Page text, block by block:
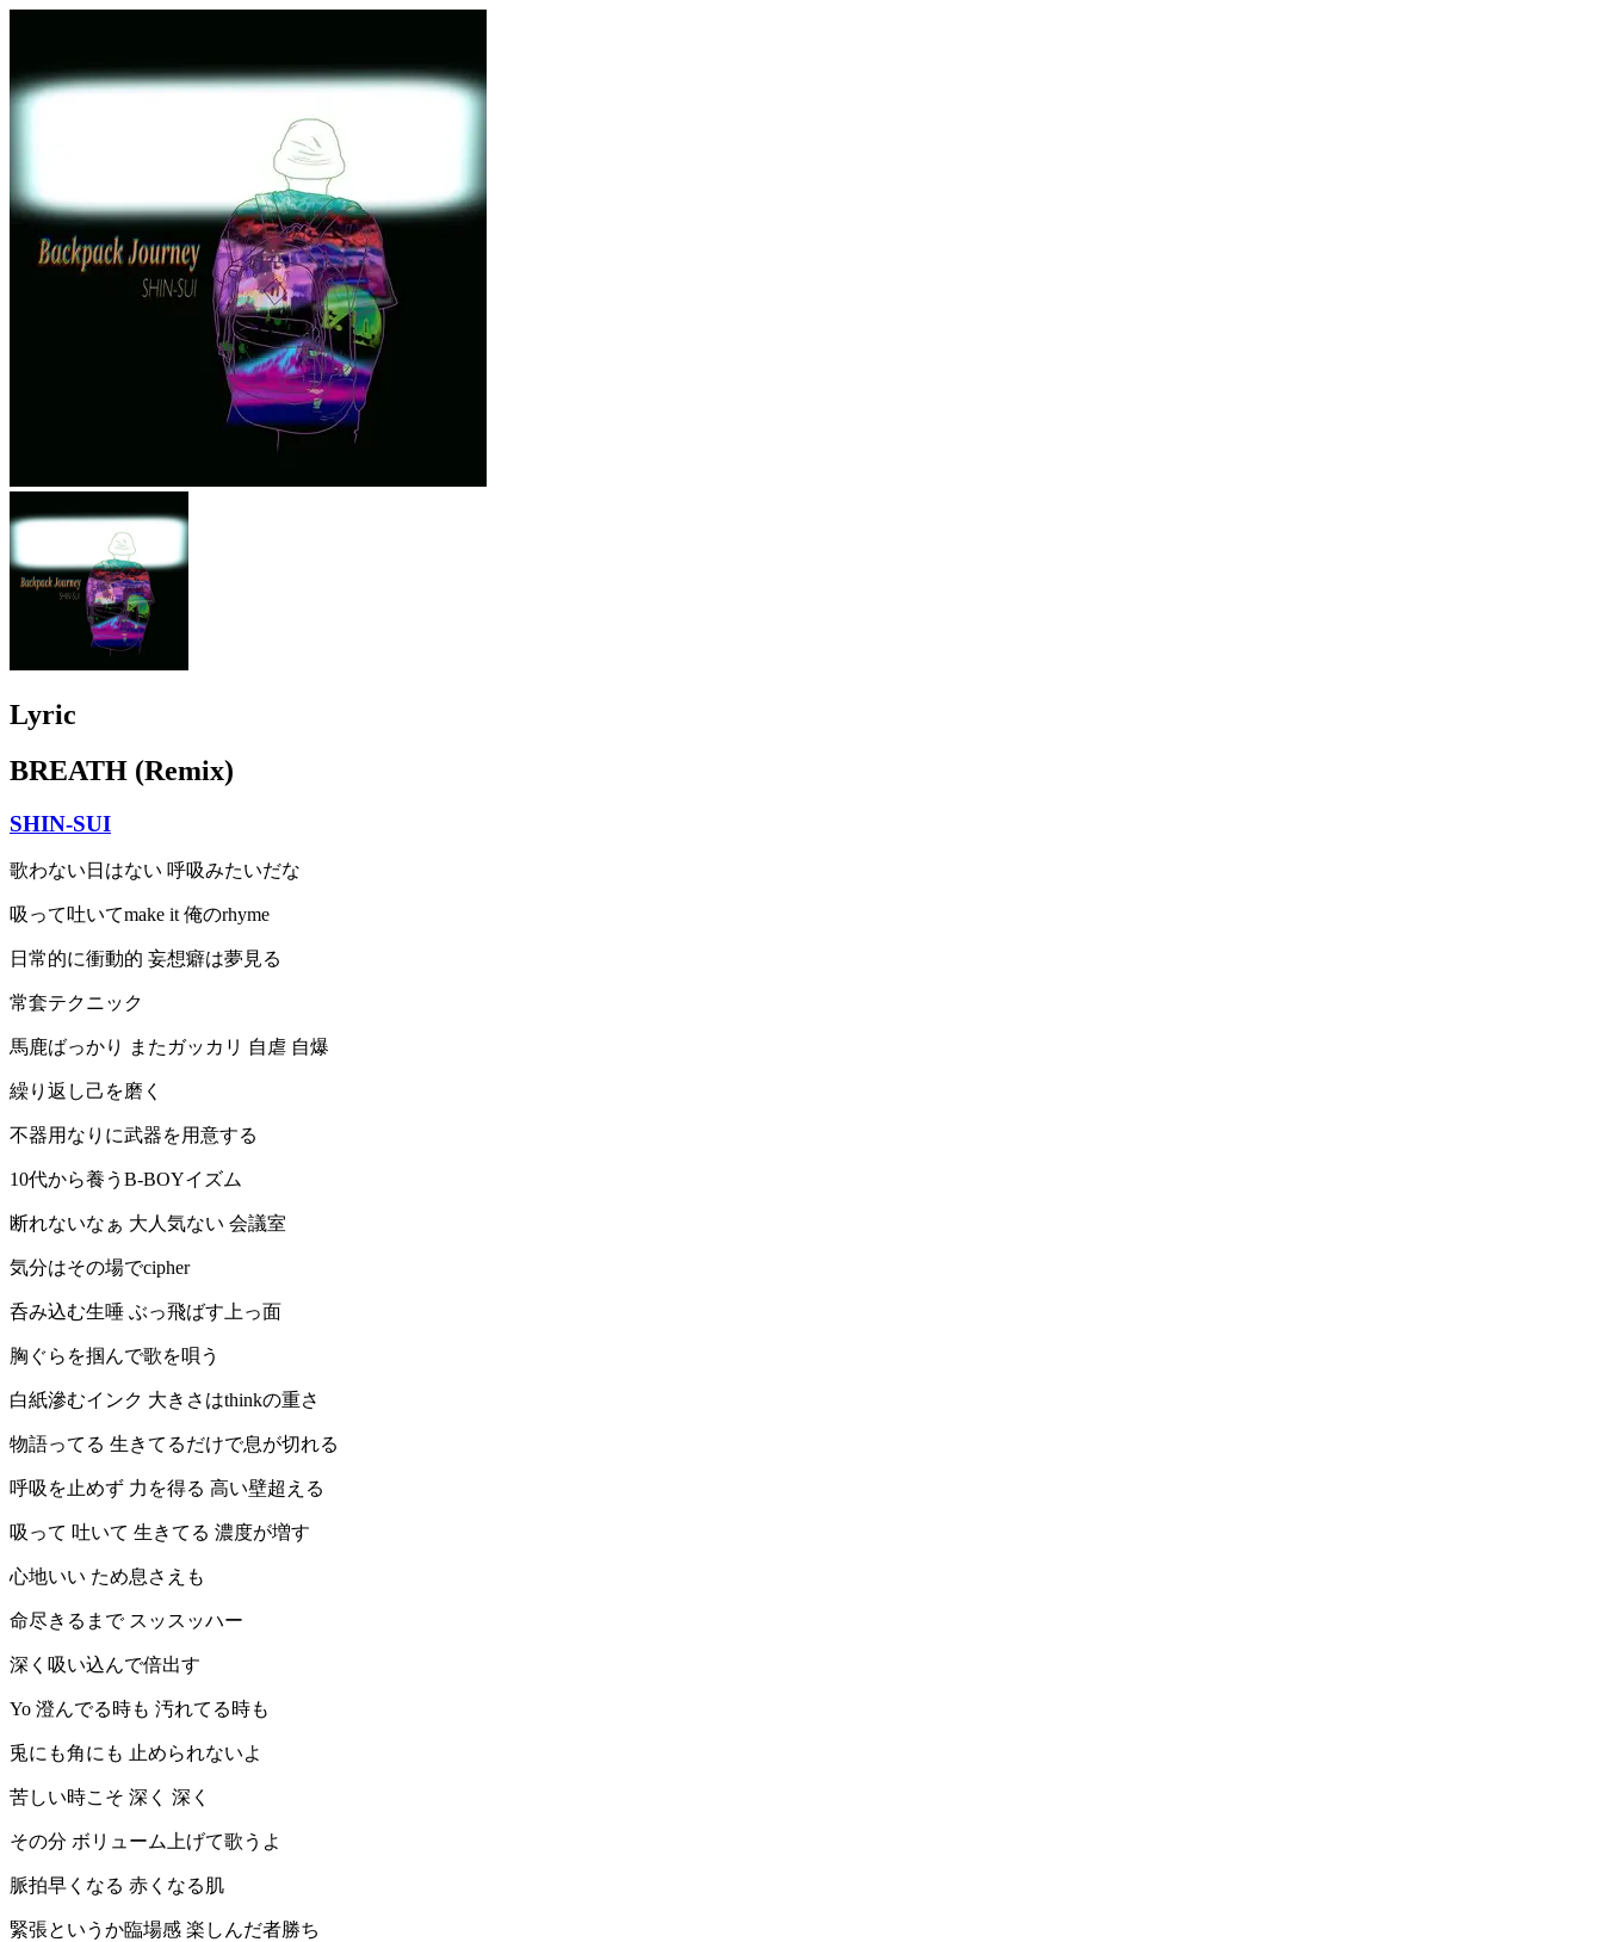
Lyric
BREATH (Remix)
SHIN-SUI
歌わない日はない 呼吸みたいだな
吸って吐いてmake it 俺のrhyme
日常的に衝動的 妄想癖は夢見る
常套テクニック
馬鹿ばっかり またガッカリ 自虐 自爆
繰り返し己を磨く
不器用なりに武器を用意する
10代から養うB-BOYイズム
断れないなぁ 大人気ない 会議室
気分はその場でcipher
呑み込む生唾 ぶっ飛ばす上っ面
胸ぐらを掴んで歌を唄う
白紙滲むインク 大きさはthinkの重さ
物語ってる 生きてるだけで息が切れる
呼吸を止めず 力を得る 高い壁超える
吸って 吐いて 生きてる 濃度が増す
心地いい ため息さえも
命尽きるまで スッスッハー
深く吸い込んで倍出す
Yo 澄んでる時も 汚れてる時も
兎にも角にも 止められないよ
苦しい時こそ 深く 深く
その分 ボリューム上げて歌うよ
脈拍早くなる 赤くなる肌
緊張というか臨場感 楽しんだ者勝ち